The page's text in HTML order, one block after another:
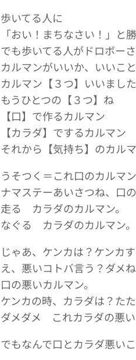
歩いてる人に
「おい！まちなさい！」と
でも歩いてる人がドロボー
カルマンがいいか、いいこ
カルマン【３つ】いいました
もうひとつの【３つ】ね
【口】で作るカルマン
【カラダ】でするカルマン
それから【気持ち】のカル
うそつく＝これ口のカルマン
ナマステーあいさつね、口
走る カラダのカルマン。
なぐる カラダのカルマン。
じゃあ、ケンカは？ケンカ
え、悪いコトバ言う？ダメ
口の悪いカルマン。
ケンカの時、カラダは？た
ダメダメ これカラダの悪い
でもなんで口とカラダ悪い